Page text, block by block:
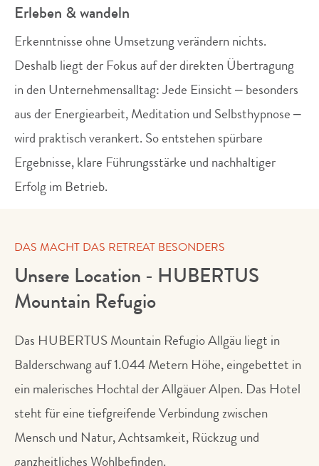
Erleben & wandeln
Erkenntnisse ohne Umsetzung verändern nichts.
Deshalb liegt der Fokus auf der direkten Übertragung
in den Unternehmensalltag: Jede Einsicht – besonders
aus der Energiearbeit, Meditation und Selbsthypnose –
wird praktisch verankert. So entstehen spürbare
Ergebnisse, klare Führungsstärke und nachhaltiger
Erfolg im Betrieb.
DAS MACHT DAS RETREAT BESONDERS
Unsere Location - HUBERTUS
Mountain Refugio
Das HUBERTUS Mountain Refugio Allgäu liegt in
Balderschwang auf 1.044 Metern Höhe, eingebettet in
ein malerisches Hochtal der Allgäuer Alpen. Das Hotel
steht für eine tiefgreifende Verbindung zwischen
Mensch und Natur, Achtsamkeit, Rückzug und
ganzheitliches Wohlbefinden.